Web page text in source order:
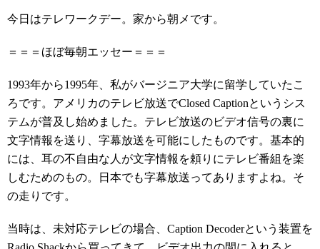
今日はテレワークデー。家から朝メです。
＝＝＝ほぼ毎朝エッセー＝＝＝
1993年から1995年、私がバージニア大学に留学していたこ
ろです。アメリカのテレビ放送でClosed Captionというシス
テムが普及し始めました。テレビ放送のビデオ信号の裏に
文字情報を送り、字幕放送を可能にしたものです。基本的
には、耳の不自由な人が文字情報を頼りにテレビ番組を楽
しむためのもの。日本でも字幕放送ってありますよね。そ
の走りです。
当時は、未対応テレビの場合、Caption Decoderという装置を